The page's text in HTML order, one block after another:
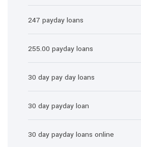
247 payday loans
255.00 payday loans
30 day pay day loans
30 day payday loan
30 day payday loans online